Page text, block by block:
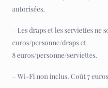
autorisées.
– Les draps et les serviettes ne
euros/personne/draps et
8 euros/personne/serviettes.
– Wi-Fi non inclus. Coût 7